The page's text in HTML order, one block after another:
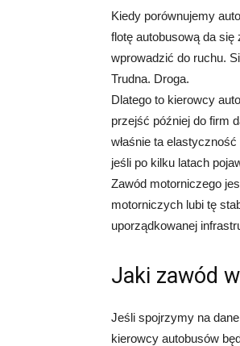
Kiedy porównujemy
flotę autobusową da
wprowadzić do ruchu.
Trudna. Droga.
Dlatego to kierowcy
przejść później do firm
właśnie ta
jeśli po kilku latach
Zawód motorniczego
motorniczych lubi tę
uporządkowanej
Jaki zawód
Jeśli spojrzymy na
kierowcy autobusów